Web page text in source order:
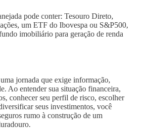
pode conter: Tesouro Direto,
um ETF do Ibovespa ou S&P500,
imobiliário para geração de renda
jornada que exige informação,
Ao entender sua situação financeira,
conhecer seu perfil de risco, escolher
seus investimentos, você
rumo à construção de um